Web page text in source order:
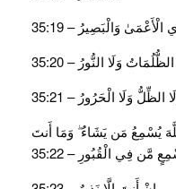
وَالْبَصِيرُ – 35:19
وَلَا النُّورُ – 35:20
الظِّلُّ وَلَا الْحَرُورُ – 35:21
يُسْمِعُ مَن يَشَاءُ ۖ وَمَا أَنتَ
مَّن فِي الْقُبُورِ – 35:22